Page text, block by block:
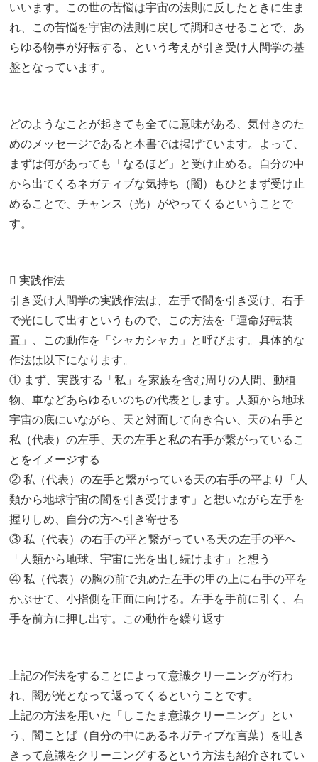
いいます。この世の苦悩は宇宙の法則に反したときに生ま
れ、この苦悩を宇宙の法則に戻して調和させることで、あ
らゆる物事が好転する、という考えが引き受け人間学の基
盤となっています。
どのようなことが起きても全てに意味がある、気付きのた
めのメッセージであると本書では掲げています。よって、
まずは何があっても「なるほど」と受け止める。自分の中
から出てくるネガティブな気持ち（闇）もひとまず受け止
めることで、チャンス（光）がやってくるということで
す。
 実践作法
引き受け人間学の実践作法は、左手で闇を引き受け、右手
で光にして出すというもので、この方法を「運命好転装
置」、この動作を「シャカシャカ」と呼びます。具体的な
作法は以下になります。
① まず、実践する「私」を家族を含む周りの人間、動植
物、車などあらゆるいのちの代表とします。人類から地球
宇宙の底にいながら、天と対面して向き合い、天の右手と
私（代表）の左手、天の左手と私の右手が繋がっているこ
とをイメージする
② 私（代表）の左手と繋がっている天の右手の平より「人
類から地球宇宙の闇を引き受けます」と想いながら左手を
握りしめ、自分の方へ引き寄せる
③ 私（代表）の右手の平と繋がっている天の左手の平へ
「人類から地球、宇宙に光を出し続けます」と想う
④ 私（代表）の胸の前で丸めた左手の甲の上に右手の平を
かぶせて、小指側を正面に向ける。左手を手前に引く、右
手を前方に押し出す。この動作を繰り返す
上記の作法をすることによって意識クリーニングが行わ
れ、闇が光となって返ってくるということです。
上記の方法を用いた「しこたま意識クリーニング」とい
う、闇ことば（自分の中にあるネガティブな言葉）を吐き
きって意識をクリーニングするという方法も紹介されてい